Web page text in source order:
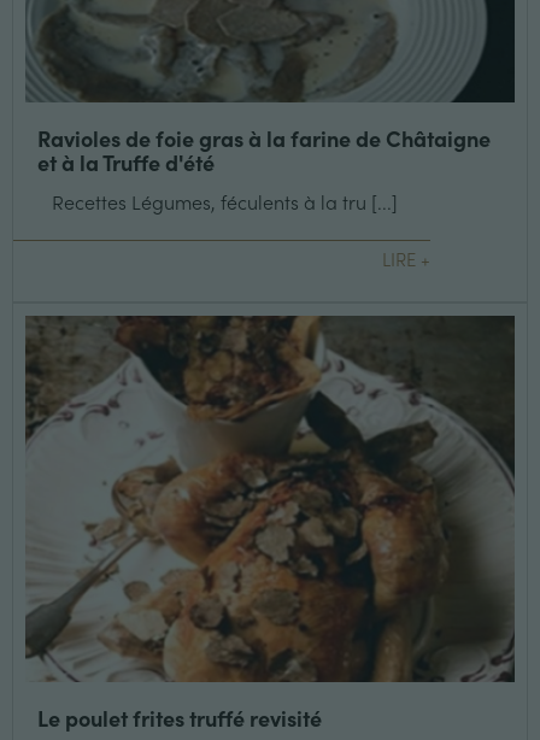
Ravioles de foie gras à la farine de Châtaigne
et à la Truffe d'été
Recettes Légumes, féculents à la tru [...]
LIRE +
Le poulet frites truffé revisité